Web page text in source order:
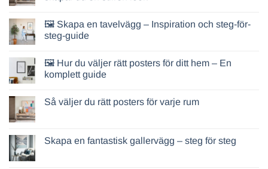
🖼️ Skapa en tavelvägg – Inspiration och steg-för-
steg-guide
🖼️ Hur du väljer rätt posters för ditt hem – En
komplett guide
Så väljer du rätt posters för varje rum
Skapa en fantastisk gallervägg – steg för steg